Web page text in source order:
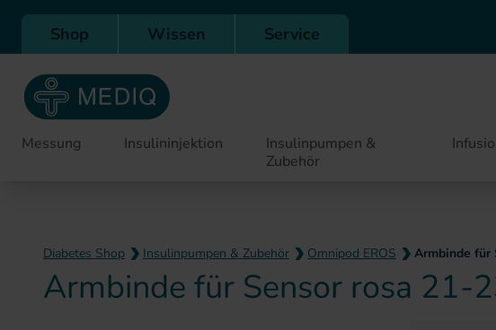
Direkt zur Hauptnavigation
Shop Wissen Service
Messung Insulininjektion
Insulinpumpen &
Zubehör
Diabetes Shop Insulinpumpen & Zubehör Omnipod EROS Armbinde für
Armbinde für Sensor rosa 21-